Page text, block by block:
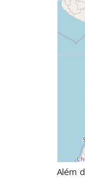
Além